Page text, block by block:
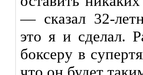
— сказал 32-
это я и сделал.
боксеру в